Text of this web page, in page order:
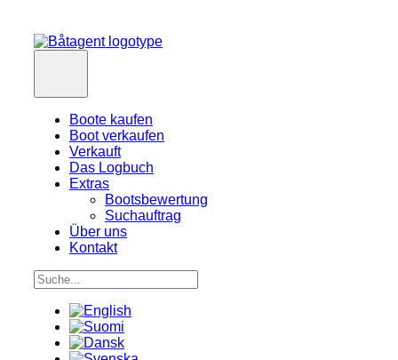
Boote kaufen
Boot verkaufen
Verkauft
Das Logbuch
Extras
Bootsbewertung
Suchauftrag
Über uns
Kontakt